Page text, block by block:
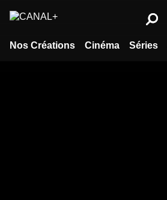
Nos Créations Cinéma Séries